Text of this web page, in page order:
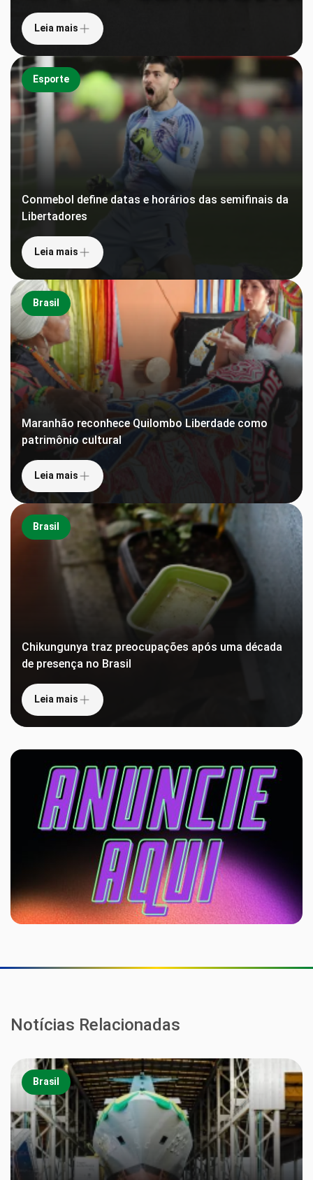
Leia mais
Esporte
Conmebol define datas e horários das semifinais da
Libertadores
Leia mais
Brasil
Maranhão reconhece Quilombo Liberdade como
patrimônio cultural
Leia mais
Brasil
Chikungunya traz preocupações após uma década
de presença no Brasil
Leia mais
Notícias Relacionadas
Brasil